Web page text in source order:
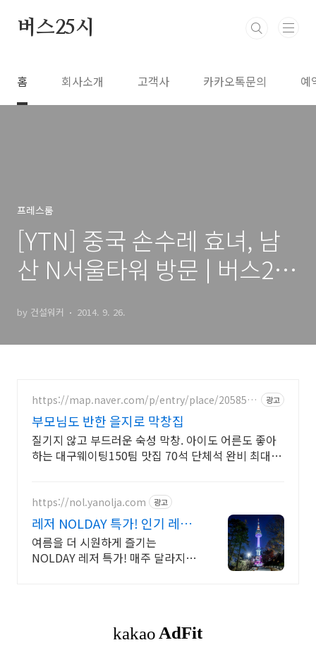
버스25시
홈 회사소개 고객사 카카오톡문의 예
프레스룸
[YTN] 중국 손수레 효녀, 남
산 N서울타워 방문 | 버스25
by 건설워커 2014. 9. 26.
https://map.naver.com/p/entry/place/2058545
광고
부모님도 반한 을지로 막창집
질기지 않고 부드러운 숙성 막창. 아이도 어른도 좋아
하는 대구웨이팅150팀 맛집 70석 단체석 완비 최대
https://nol.yanolja.com 광고
레저 NOLDAY 특가! 인기 레저
매일 상시 할인
여름을 더 시원하게 즐기는
NOLDAY 레저 특가! 매주 달라지는